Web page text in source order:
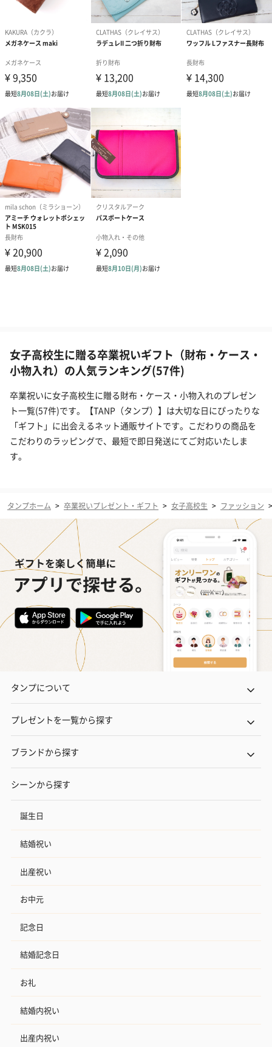
女子高校生に贈る卒業祝いギフト（財布・ケース・
小物入れ）の人気ランキング(57件)
卒業祝いに女子高校生に贈る財布・ケース・小物入れのプレゼン
ト一覧(57件)です。【TANP（タンプ）】は大切な日にぴったりな
「ギフト」に出会えるネット通販サイトです。こだわりの商品を
こだわりのラッピングで、最短で即日発送にてご対応いたしま
す。
タンプホーム > 卒業祝いプレゼント・ギフト > 女子高校生 > ファッション
タンプについて
プレゼントを一覧から探す
ブランドから探す
シーンから探す
誕生日
結婚祝い
出産祝い
お中元
記念日
結婚記念日
お礼
結婚内祝い
出産内祝い